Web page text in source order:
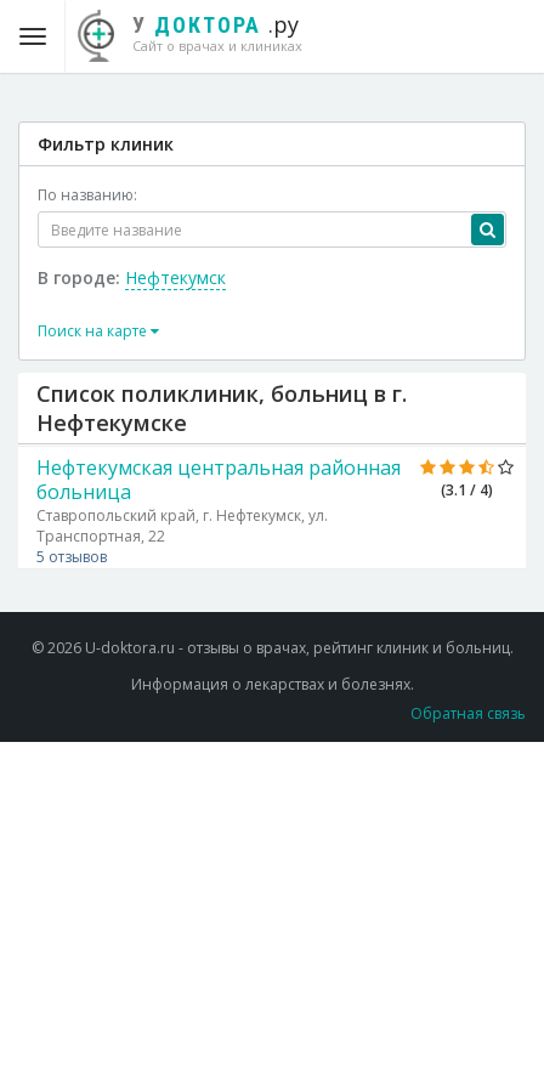
У ДОКТОРА .ру
Сайт о врачах и клиниках
Фильтр клиник
По названию:
В городе: Нефтекумск
Поиск на карте
Список поликлиник, больниц в г.
Нефтекумске
(3.1 / 4)
Нефтекумская центральная районная
больница
Ставропольский край, г. Нефтекумск, ул.
Транспортная, 22
5 отзывов
© 2026 U-doktora.ru - отзывы о врачах, рейтинг клиник и больниц.
Информация о лекарствах и болезнях.
Обратная связь